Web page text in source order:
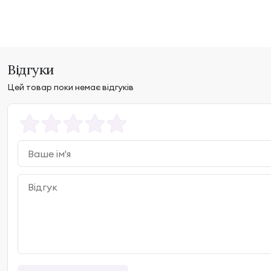
Відгуки
Цей товар поки немає відгуків